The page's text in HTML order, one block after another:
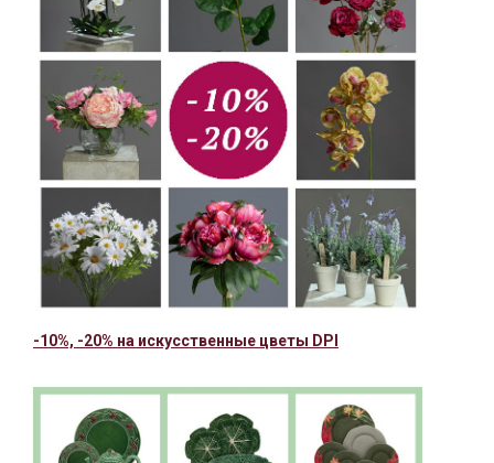
-10%, -20% на искусственные цветы DPI